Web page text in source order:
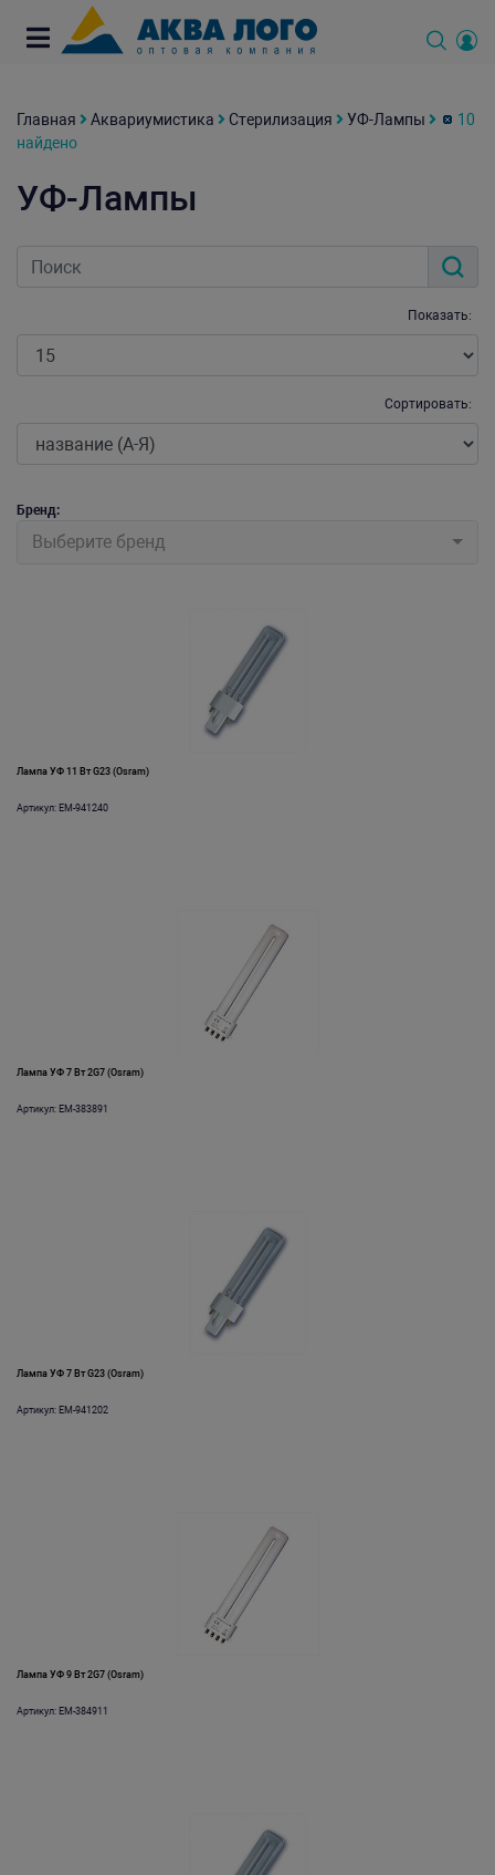
Главная Аквариумистика Стерилизация УФ-Лампы
10
найдено
УФ-Лампы
Показать:
Сортировать:
Бренд:
Выберите бренд
Лампа УФ 11 Вт G23 (Osram)
Артикул: EM-941240
Лампа УФ 7 Вт 2G7 (Osram)
Артикул: EM-383891
Лампа УФ 7 Вт G23 (Osram)
Артикул: EM-941202
Лампа УФ 9 Вт 2G7 (Osram)
Артикул: EM-384911